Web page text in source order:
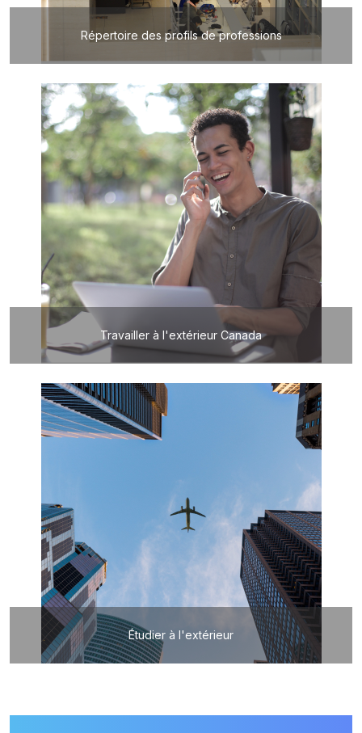
Répertoire des profils de professions
Travailler à l'extérieur Canada
Étudier à l'extérieur